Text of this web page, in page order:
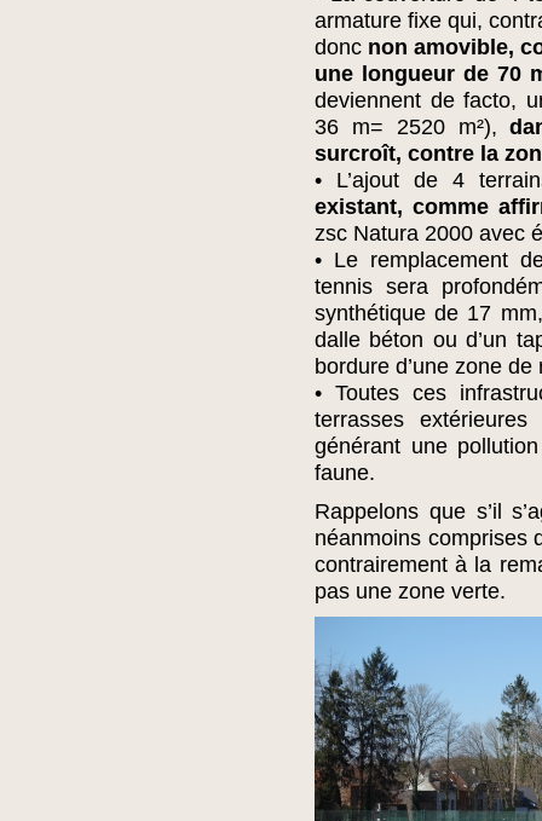
armature fixe qui,
donc non amovible,
une longueur de 70
deviennent de facto,
36 m= 2520 m²),
surcroît, contre la
• L’ajout de 4
existant, comme
zsc Natura 2000 avec
• Le remplacement
tennis sera
synthétique de 17
dalle béton ou d’un
bordure d’une zone
• Toutes ces
terrasses
générant une
faune.
Rappelons que s’il
néanmoins comprises
contrairement à la
pas une zone verte.